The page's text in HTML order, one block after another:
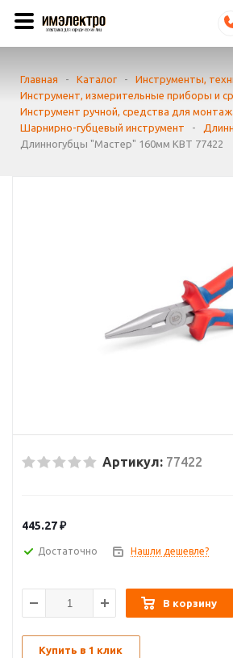
Главная - Каталог - Инструменты,
Инструмент, измерительные приборы и
Инструмент ручной, средства для
Шарнирно-губцевый инструмент
-
Длинногубцы "Мастер" 160мм КВТ 77422
Артикул: 77422
445.27₽
Достаточно Нашли дешевле?
В корзину
Купить в 1 клик